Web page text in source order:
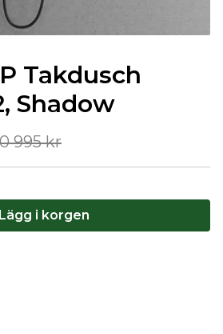
Takdusch
Shadow
995 kr
Lägg i korgen